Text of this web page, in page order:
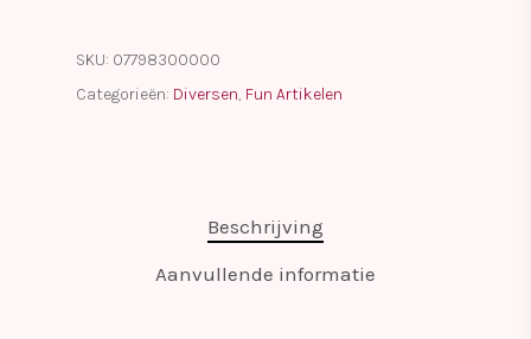
SKU: 07798300000
Categorieën: Diversen, Fun Artikelen
Beschrijving
Aanvullende informatie